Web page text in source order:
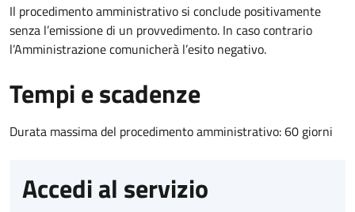
Il procedimento amministrativo si conclude positivamente
senza l’emissione di un provvedimento. In caso contrario
l’Amministrazione comunicherà l’esito negativo.
Tempi e scadenze
Durata massima del procedimento amministrativo: 60 giorni
Accedi al servizio